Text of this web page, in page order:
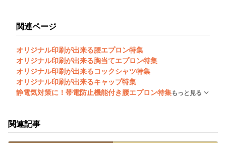
関連ページ
オリジナル印刷が出来る腰エプロン特集
オリジナル印刷が出来る胸当てエプロン特集
オリジナル印刷が出来るコックシャツ特集
オリジナル印刷が出来るキャップ特集
静電気対策に！帯電防止機能付き腰エプロン特集もっと見る
関連記事